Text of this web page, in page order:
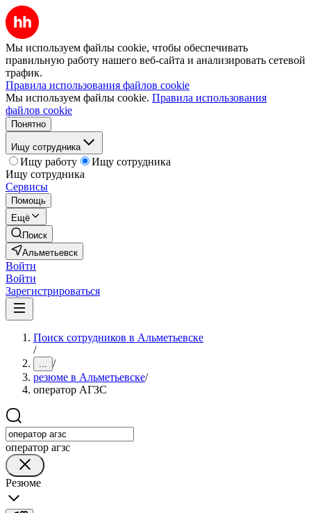
Мы используем файлы cookie, чтобы обеспечивать
правильную работу нашего веб-сайта и анализировать сетевой
трафик.
Правила использования файлов cookie
Мы используем файлы cookie. Правила использования
файлов cookie
Понятно
Ищу сотрудника
Ищу работу
Ищу сотрудника
Ищу сотрудника
Сервисы
Помощь
Ещё
Поиск
Альметьевск
Войти
Войти
Зарегистрироваться
Поиск сотрудников в Альметьевске
/
... /
резюме в Альметьевске/
оператор АГЗС
оператор агзс
Резюме